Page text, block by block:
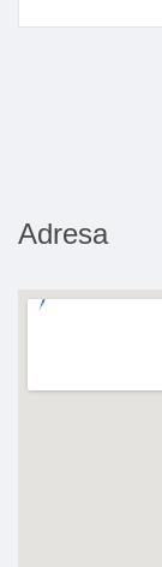
Adresa